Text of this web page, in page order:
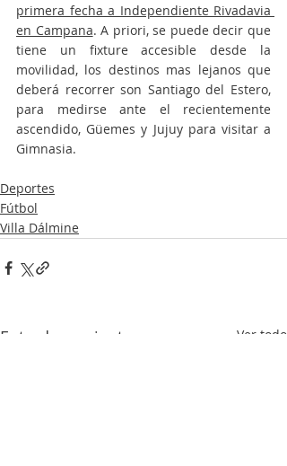
primera fecha a Independiente Rivadavia
en Campana. A priori, se puede decir que
tiene un fixture accesible desde la
movilidad, los destinos mas lejanos que
deberá recorrer son Santiago del Estero,
para medirse ante el recientemente
ascendido, Güemes y Jujuy para visitar a
Gimnasia.
Deportes
Fútbol
Villa Dálmine
Entradas recientes Ver todo